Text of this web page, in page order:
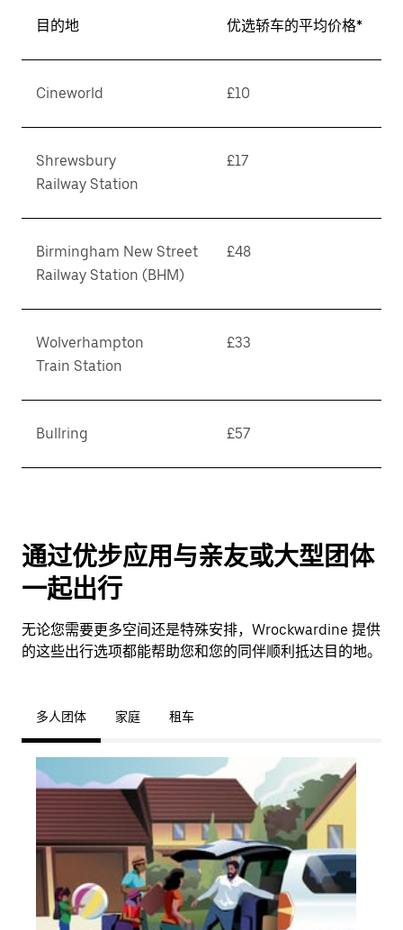
目的地 优选轿车的平均价格*
Cineworld £10
Shrewsbury
Railway Station
£17
Birmingham New Street
Railway Station (BHM)
£48
Wolverhampton
Train Station
£33
Bullring £57
通过优步应用与亲友或大型团体
一起出行
无论您需要更多空间还是特殊安排，Wrockwardine 提供
的这些出行选项都能帮助您和您的同伴顺利抵达目的地。
多人团体 家庭 租车